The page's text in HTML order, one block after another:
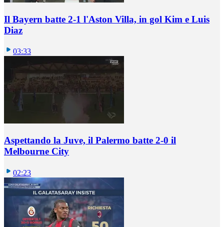
Il Bayern batte 2-1 l'Aston Villa, in gol Kim e Luis
Diaz
03:33
Aspettando la Juve, il Palermo batte 2-0 il
Melbourne City
02:23